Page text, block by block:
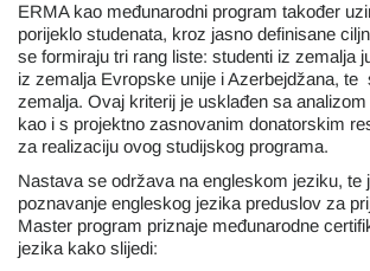
ERMA kao međunarodni program također
porijeklo studenata, kroz jasno definisane
se formiraju tri rang liste: studenti iz zemalja
iz zemalja Evropske unije i Azerbejdžana, te
zemalja. Ovaj kriterij je usklađen sa
kao i s projektno zasnovanim donatorskim
za realizaciju ovog studijskog programa.
Nastava se održava na engleskom jeziku, te
poznavanje engleskog jezika preduslov za
Master program priznaje međunarodne
jezika kako slijedi: